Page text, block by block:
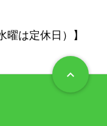
曜は定休日）】
keyboard_arrow_up